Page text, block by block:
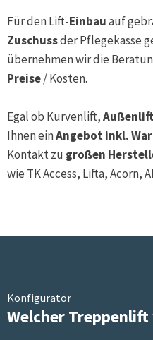
Für den Lift-Einbauauf
Zuschussder Pflegekasse
übernehmen wir die
Preise/ Kosten.
Egal ob Kurvenlift,
Ihnen einAngebot inkl.
Kontakt zu großen
wie TK Access, Lifta, Acorn,
Konfigurator
Welcher